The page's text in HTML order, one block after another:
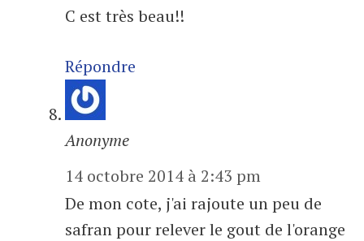
C est très beau!!
Répondre
Anonyme
14 octobre 2014 à 2:43 pm
De mon cote, j'ai rajoute un peu de
safran pour relever le gout de l'orange